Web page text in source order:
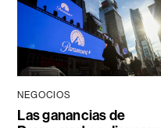
NEGOCIOS
Las ganancias de